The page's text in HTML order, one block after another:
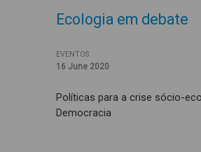
Ecologia em debate
EVENTOS
16 June 2020
Políticas para a crise sócio-
Democracia